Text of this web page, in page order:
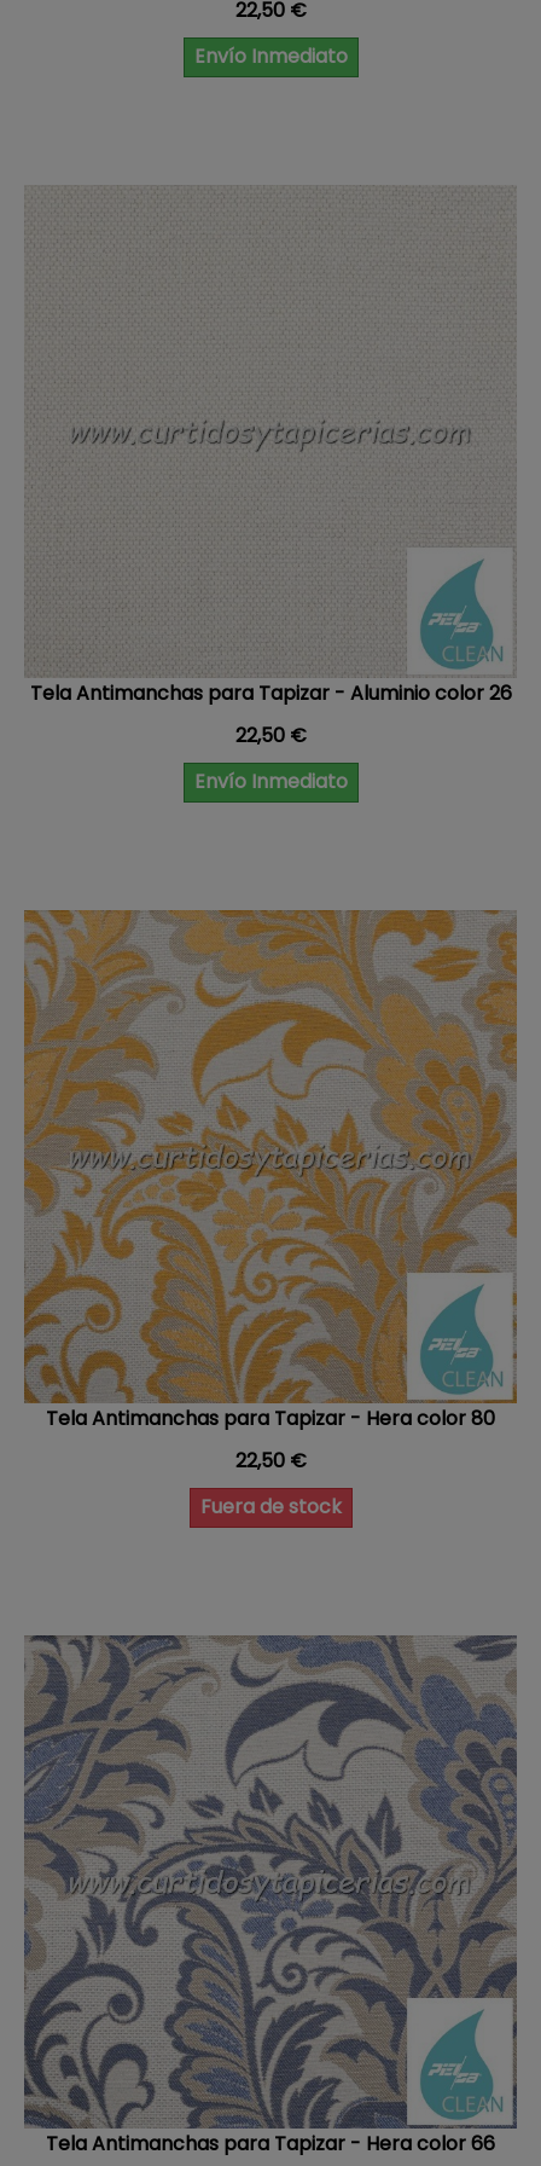
Precio
22,50 €
Envío Inmediato
Tela Antimanchas para Tapizar - Aluminio color 26
Precio
22,50 €
Envío Inmediato
Tela Antimanchas para Tapizar - Hera color 80
Precio
22,50 €
Fuera de stock
Tela Antimanchas para Tapizar - Hera color 66